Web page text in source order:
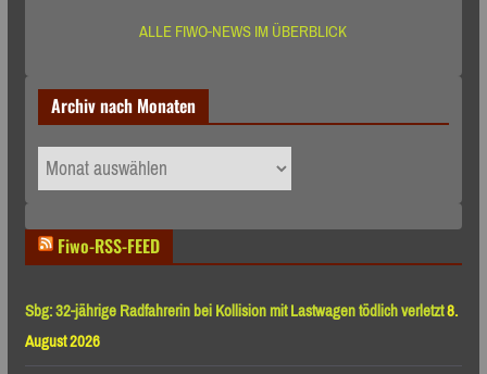
ALLE FIWO-NEWS IM ÜBERBLICK
Archiv nach Monaten
Archiv
nach
Fiwo-RSS-FEED
Sbg: 32-jährige Radfahrerin bei Kollision mit Lastwagen tödlich verletzt8.
August 2026